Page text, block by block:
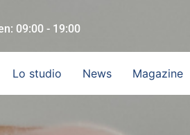
09:00 - 19:00
Lo studio News Magazine